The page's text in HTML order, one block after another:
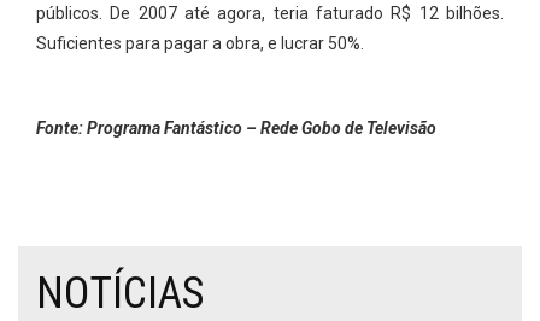
públicos. De 2007 até agora, teria faturado R$ 12 bilhões.
Suficientes para pagar a obra, e lucrar 50%.
Fonte: Programa Fantástico – Rede Gobo de Televisão
NOTÍCIAS